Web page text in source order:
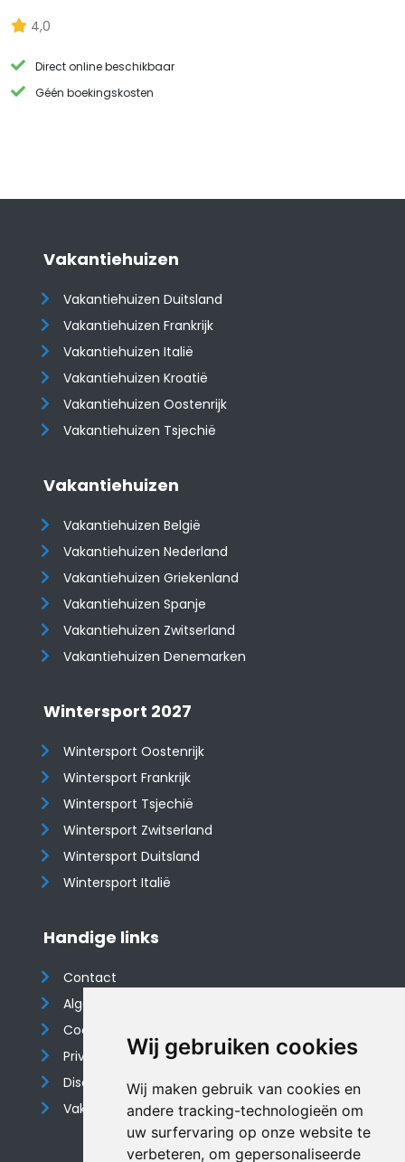
Wij gebruiken cookies
Wij maken gebruik van cookies en
andere tracking-technologieën om
uw surfervaring op onze website te
verbeteren, om gepersonaliseerde
4,0
Direct online beschikbaar
Géén boekingskosten
Vakantiehuizen
Vakantiehuizen Duitsland
Vakantiehuizen Frankrijk
Vakantiehuizen Italië
Vakantiehuizen Kroatië
​​​​​​​Vakantiehuizen Oostenrijk
Vakantiehuizen Tsjechië
Vakantiehuizen
Vakantiehuizen België
Vakantiehuizen Nederland
Vakantiehuizen Griekenland
Vakantiehuizen Spanje
​​​​​​​Vakantiehuizen Zwitserland
Vakantiehuizen Denemarken
Wintersport 2027
Wintersport Oostenrijk
Wintersport Frankrijk
Wintersport Tsjechië
Wintersport Zwitserland
Wintersport Duitsland
Wintersport Italië
Handige links
Contact
Algemene voorwaarden
Cookieverklaring
Privacyverklaring
Disclaimer
Vakantiehuis website